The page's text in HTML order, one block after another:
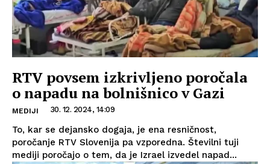
RTV povsem izkrivljeno poročala
o napadu na bolnišnico v Gazi
MEDIJI 30. 12. 2024, 14:09
To, kar se dejansko dogaja, je ena resničnost,
poročanje RTV Slovenija pa vzporedna. Številni tuji
mediji poročajo o tem, da je Izrael izvedel napad...